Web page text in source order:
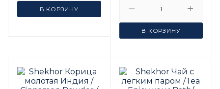
В КОРЗИНУ
В КОРЗИНУ